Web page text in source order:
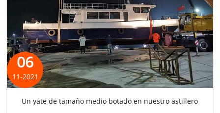
Un yate de tamaño medio botado en nuestro astillero
06
11-2021